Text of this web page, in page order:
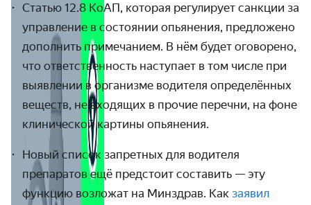
Статью 12.8 КоАП, которая регулирует санкции за
управление в состоянии опьянения, предложено
дополнить примечанием. В нём будет оговорено,
что ответственность наступает в том числе при
выявлении в организме водителя определённых
веществ, не входящих в прочие перечни, на фоне
клинической картины опьянения.
Новый список запретных для водителя
препаратов ещё предстоит составить — эту
функцию возложат на Минздрав. Как заявил